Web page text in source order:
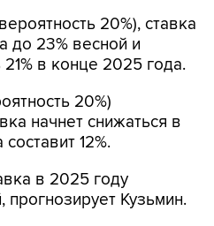
20%), ставка
до 23% весной и
в конце 2025 года.
20%)
начнет снижаться в
12%.
в 2025 году
прогнозирует Кузьмин.